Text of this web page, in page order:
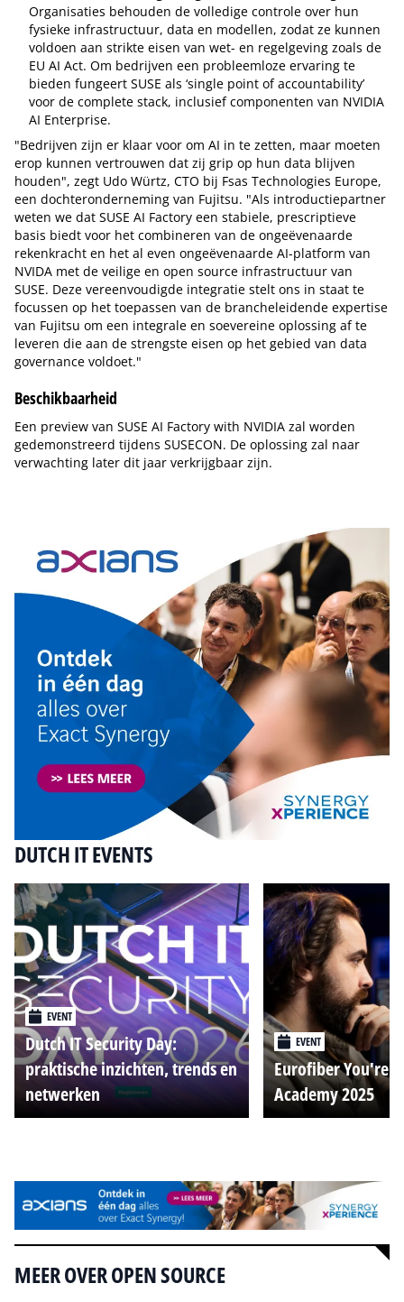
Organisaties behouden de volledige controle over hun
fysieke infrastructuur, data en modellen, zodat ze kunnen
voldoen aan strikte eisen van wet- en regelgeving zoals de
EU AI Act. Om bedrijven een probleemloze ervaring te
bieden fungeert SUSE als ‘single point of accountability’
voor de complete stack, inclusief componenten van NVIDIA
AI Enterprise.
"Bedrijven zijn er klaar voor om AI in te zetten, maar moeten
erop kunnen vertrouwen dat zij grip op hun data blijven
houden", zegt Udo Würtz, CTO bij Fsas Technologies Europe,
een dochteronderneming van Fujitsu. "Als introductiepartner
weten we dat SUSE AI Factory een stabiele, prescriptieve
basis biedt voor het combineren van de ongeëvenaarde
rekenkracht en het al even ongeëvenaarde AI-platform van
NVIDA met de veilige en open source infrastructuur van
SUSE. Deze vereenvoudigde integratie stelt ons in staat te
focussen op het toepassen van de brancheleidende expertise
van Fujitsu om een integrale en soevereine oplossing af te
leveren die aan de strengste eisen op het gebied van data
governance voldoet."
Beschikbaarheid
Een preview van SUSE AI Factory with NVIDIA zal worden
gedemonstreerd tijdens SUSECON. De oplossing zal naar
verwachting later dit jaar verkrijgbaar zijn.
DUTCH IT EVENTS
EVENT
Dutch IT Security Day:
praktische inzichten, trends en
netwerken
EVENT
Eurofiber You're
Academy 2025
MEER OVER OPEN SOURCE